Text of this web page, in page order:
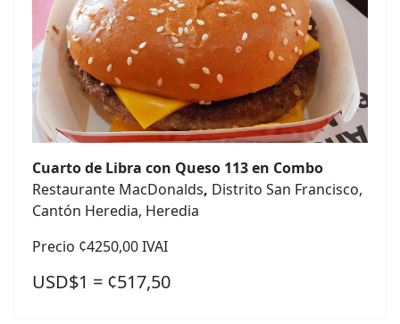
Cuarto de Libra con Queso 113 en Combo
Restaurante MacDonalds, Distrito San Francisco,
Cantón Heredia, Heredia
Precio ¢4250,00 IVAI
USD$1 = ¢517,50